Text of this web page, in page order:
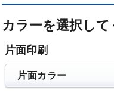
カラーを選択して
片面印刷
片面カラー